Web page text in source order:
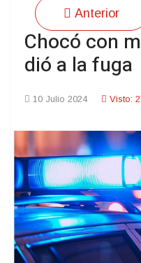
Anterior
Chocó con
dió a la fuga
10 Julio 2024 Visto: